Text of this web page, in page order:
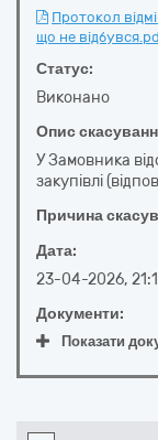
Протокол
що не
Статус:
Виконано
Опис
У Замовника
закупівлі
Причина
Дата:
23-04-2026,
Документи:
Показати